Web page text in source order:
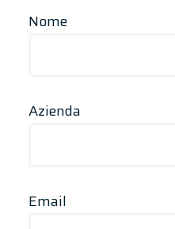
Nome
Azienda
Email